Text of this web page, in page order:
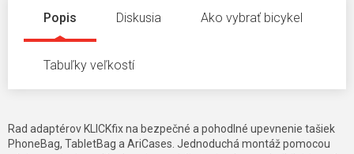
Popis Diskusia Ako vybrať bicykel
Tabuľky veľkostí
Rad adaptérov KLICKfix na bezpečné a pohodlné upevnenie tašiek
PhoneBag, TabletBag a AriCases. Jednoduchá montáž pomocou